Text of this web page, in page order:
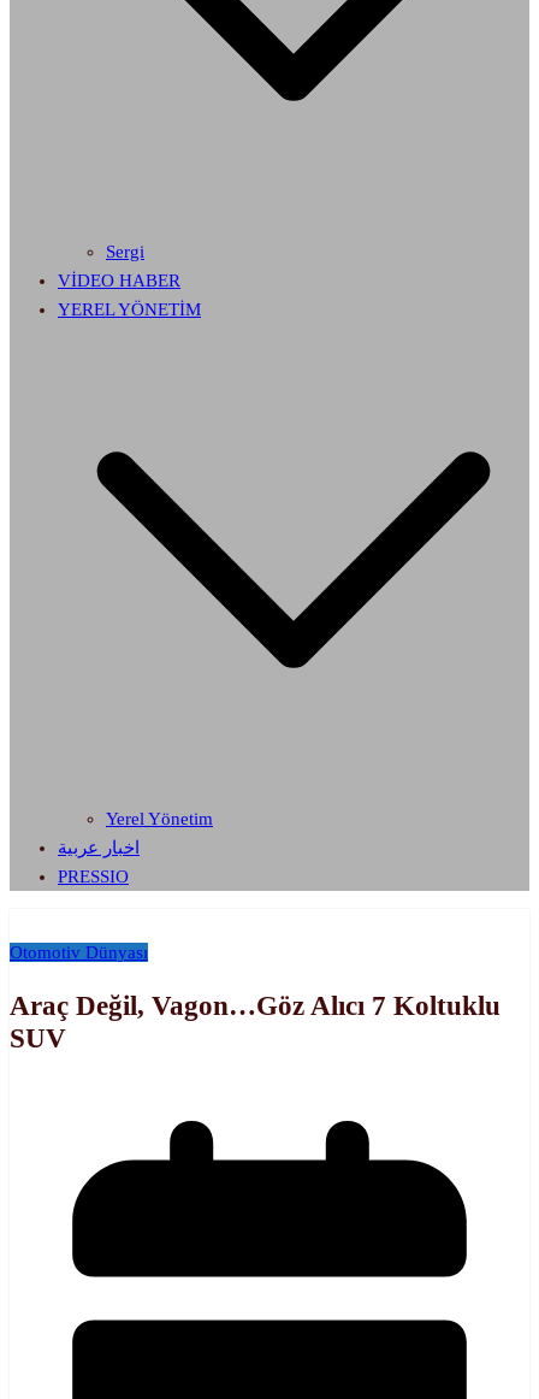
Sergi
VİDEO HABER
YEREL YÖNETİM
Yerel Yönetim
اخبار عربية
PRESSIO
Otomotiv Dünyası
Araç Değil, Vagon…Göz Alıcı 7 Koltuklu
SUV